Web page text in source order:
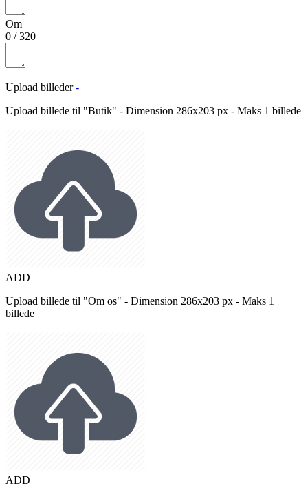
Om
0 /320
Upload billeder -
Upload billede til "Butik" - Dimension 286x203 px - Maks 1 billede
ADD
Upload billede til "Om os" - Dimension 286x203 px - Maks 1
billede
ADD